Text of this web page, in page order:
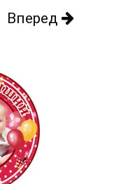
Вперед